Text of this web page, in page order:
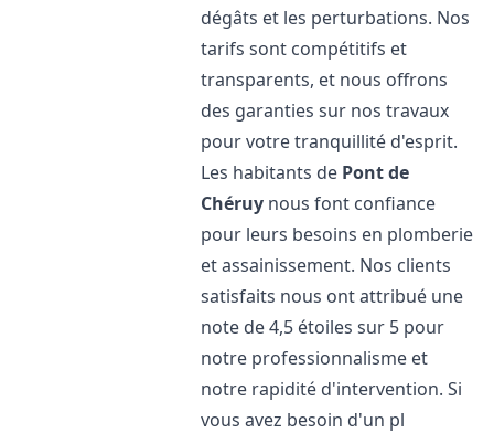
dégâts et les perturbations. Nos
tarifs sont compétitifs et
transparents, et nous offrons
des garanties sur nos travaux
pour votre tranquillité d'esprit.
Les habitants de Pont de
Chéruy nous font confiance
pour leurs besoins en plomberie
et assainissement. Nos clients
satisfaits nous ont attribué une
note de 4,5 étoiles sur 5 pour
notre professionnalisme et
notre rapidité d'intervention. Si
vous avez besoin d'un pl